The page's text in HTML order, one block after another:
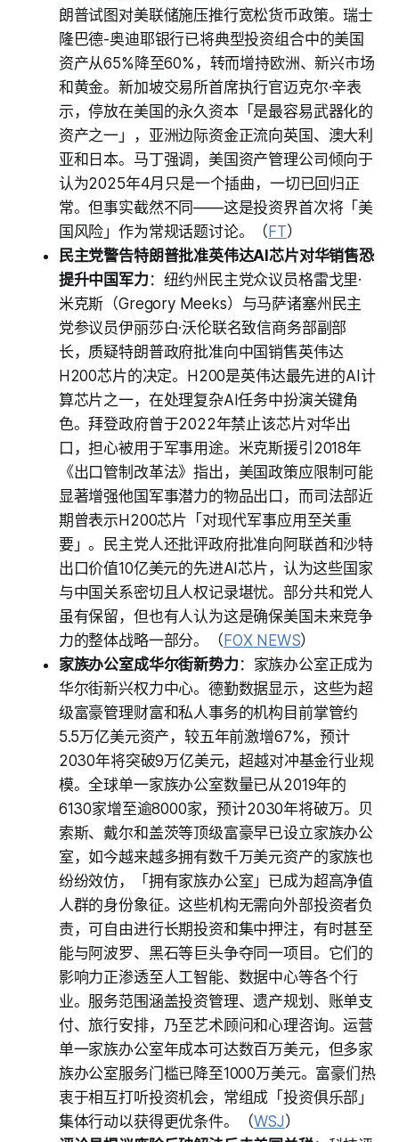
朗普试图对美联储施压推行宽松货币政策。瑞士
隆巴德-奥迪耶银行已将典型投资组合中的美国
资产从65%降至60%，转而增持欧洲、新兴市场
和黄金。新加坡交易所首席执行官迈克尔·辛表
示，停放在美国的永久资本「是最容易武器化的
资产之一」，亚洲边际资金正流向英国、澳大利
亚和日本。马丁强调，美国资产管理公司倾向于
认为2025年4月只是一个插曲，一切已回归正
常。但事实截然不同——这是投资界首次将「美
国风险」作为常规话题讨论。（ FT）
民主党警告特朗普批准英伟达AI芯片对华销售恐
提升中国军力 ：纽约州民主党众议员格雷戈里·
米克斯（Gregory Meeks）与马萨诸塞州民主
党参议员伊丽莎白·沃伦联名致信商务部副部
长，质疑特朗普政府批准向中国销售英伟达
H200芯片的决定。H200是英伟达最先进的AI计
算芯片之一，在处理复杂AI任务中扮演关键角
色。拜登政府曾于2022年禁止该芯片对华出
口，担心被用于军事用途。米克斯援引2018年
《出口管制改革法》指出，美国政策应限制可能
显著增强他国军事潜力的物品出口，而司法部近
期曾表示H200芯片「对现代军事应用至关重
要」。民主党人还批评政府批准向阿联酋和沙特
出口价值10亿美元的先进AI芯片，认为这些国家
与中国关系密切且人权记录堪忧。部分共和党人
虽有保留，但也有人认为这是确保美国未来竞争
力的整体战略一部分。（ FOX NEWS）
家族办公室成华尔街新势力 ：家族办公室正成为
华尔街新兴权力中心。德勤数据显示，这些为超
级富豪管理财富和私人事务的机构目前掌管约
5.5万亿美元资产，较五年前激增67%，预计
2030年将突破9万亿美元，超越对冲基金行业规
模。全球单一家族办公室数量已从2019年的
6130家增至逾8000家，预计2030年将破万。贝
索斯、戴尔和盖茨等顶级富豪早已设立家族办公
室，如今越来越多拥有数千万美元资产的家族也
纷纷效仿，「拥有家族办公室」已成为超高净值
人群的身份象征。这些机构无需向外部投资者负
责，可自由进行长期投资和集中押注，有时甚至
能与阿波罗、黑石等巨头争夺同一项目。它们的
影响力正渗透至人工智能、数据中心等各个行
业。服务范围涵盖投资管理、遗产规划、账单支
付、旅行安排，乃至艺术顾问和心理咨询。运营
单一家族办公室年成本可达数百万美元，但多家
族办公室服务门槛已降至1000万美元。富豪们热
衷于相互打听投资机会，常组成「投资俱乐部」
集体行动以获得更优条件。（WSJ）